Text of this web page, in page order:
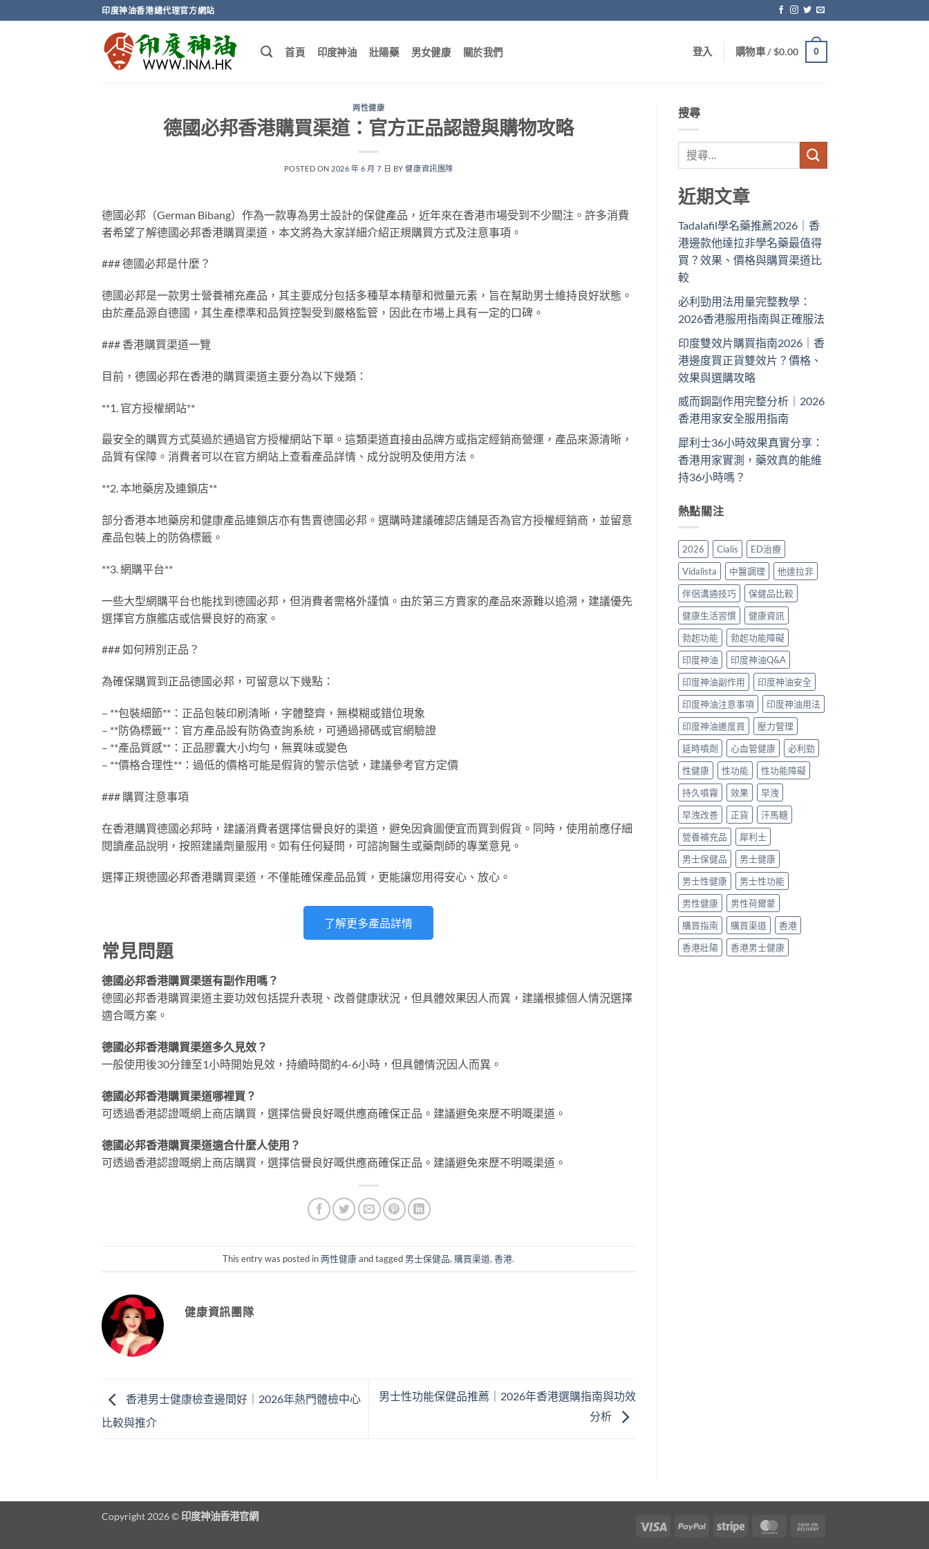
to
印度神油香港總代理官方網站
首頁 印度神油 壯陽藥 男女健康 關於我們 登入 購物車 /$0.00 0
两性健康
德國必邦香港購買渠道：官方正品認證與購物攻略
POSTED ON 2026 年 6 月 7 日 BY健康資訊團隊
德國必邦（German Bibang）作為一款專為男士設計的保健產品，近年來在香港市場受到不少關注。許多消費
者希望了解德國必邦香港購買渠道，本文將為大家詳細介紹正規購買方式及注意事項。
### 德國必邦是什麼？
德國必邦是一款男士營養補充產品，其主要成分包括多種草本精華和微量元素，旨在幫助男士維持良好狀態。
由於產品源自德國，其生產標準和品質控製受到嚴格監管，因此在市場上具有一定的口碑。
### 香港購買渠道一覽
目前，德國必邦在香港的購買渠道主要分為以下幾類：
**1. 官方授權網站**
最安全的購買方式莫過於通過官方授權網站下單。這類渠道直接由品牌方或指定經銷商營運，產品來源清晰，
品質有保障。消費者可以在官方網站上查看產品詳情、成分說明及使用方法。
**2. 本地藥房及連鎖店**
部分香港本地藥房和健康產品連鎖店亦有售賣德國必邦。選購時建議確認店鋪是否為官方授權經銷商，並留意
產品包裝上的防偽標籤。
**3. 網購平台**
一些大型網購平台也能找到德國必邦，但消費者需格外謹慎。由於第三方賣家的產品來源難以追溯，建議優先
選擇官方旗艦店或信譽良好的商家。
### 如何辨別正品？
為確保購買到正品德國必邦，可留意以下幾點：
– **包裝細節**：正品包裝印刷清晰，字體整齊，無模糊或錯位現象
– **防偽標籤**：官方產品設有防偽查詢系統，可通過掃碼或官網驗證
– **產品質感**：正品膠囊大小均勻，無異味或變色
– **價格合理性**：過低的價格可能是假貨的警示信號，建議參考官方定價
### 購買注意事項
在香港購買德國必邦時，建議消費者選擇信譽良好的渠道，避免因貪圖便宜而買到假貨。同時，使用前應仔細
閱讀產品說明，按照建議劑量服用。如有任何疑問，可諮詢醫生或藥劑師的專業意見。
選擇正規德國必邦香港購買渠道，不僅能確保產品品質，更能讓您用得安心、放心。
了解更多產品詳情
常見問題
德國必邦香港購買渠道有副作用嗎？
德國必邦香港購買渠道主要功效包括提升表現、改善健康狀況，但具體效果因人而異，建議根據個人情況選擇
適合嘅方案。
德國必邦香港購買渠道多久見效？
一般使用後30分鐘至1小時開始見效，持續時間約4-6小時，但具體情況因人而異。
德國必邦香港購買渠道哪裡買？
可透過香港認證嘅網上商店購買，選擇信譽良好嘅供應商確保正品。建議避免來歷不明嘅渠道。
德國必邦香港購買渠道適合什麼人使用？
可透過香港認證嘅網上商店購買，選擇信譽良好嘅供應商確保正品。建議避免來歷不明嘅渠道。
This entry was posted in两性健康and tagged 男士保健品, 購買渠道,香港.
健康資訊團隊
香港男士健康檢查邊間好｜2026年熱門體檢中心
比較與推介
男士性功能保健品推薦｜2026年香港選購指南與功效
分析
搜尋
近期文章
Tadalafil學名藥推薦2026｜香
港邊款他達拉非學名藥最值得
買？效果、價格與購買渠道比
較
必利勁用法用量完整教學：
2026香港服用指南與正確服法
印度雙效片購買指南2026｜香
港邊度買正貨雙效片？價格、
效果與選購攻略
威而鋼副作用完整分析｜2026
香港用家安全服用指南
犀利士36小時效果真實分享：
香港用家實測，藥效真的能維
持36小時嗎？
熱點關注
2026 Cialis
ED治療
Vidalista
中醫調理
他達拉非
伴侶溝通技巧
保健品比較
健康生活習慣
健康資訊
勃起功能
勃起功能障礙
印度神油
印度神油Q&A
印度神油副作用
印度神油安全
印度神油注意事項
印度神油用法
印度神油邊度買
壓力管理
延時噴劑
心血管健康
必利勁
性健康
性功能
性功能障礙
持久噴霧
效果
早洩
早洩改善
正貨
汗馬糖
營養補充品
犀利士
男士保健品
男士健康
男士性健康
男士性功能
男性健康
男性荷爾蒙
購買指南
購買渠道
香港
香港壯陽
香港男士健康
Visa PayPal Stripe MasterCard
Copyright 2026 © 印度神油香港官網